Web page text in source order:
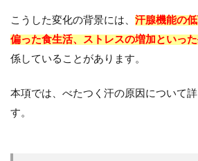
こうした変化の背景には、 汗腺機能の
偏った食生活、ストレスの増加といっ
係していることがあります。
本項では、べたつく汗の原因について
す。